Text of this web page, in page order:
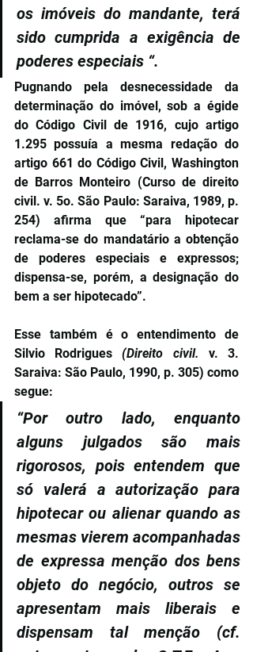
os imóveis do mandante, terá
sido cumprida a exigência de
poderes especiais “.
Pugnando pela desnecessidade da
determinação do imóvel, sob a égide
do Código Civil de 1916, cujo artigo
1.295 possuía a mesma redação do
artigo 661 do Código Civil, Washington
de Barros Monteiro (Curso de direito
civil. v. 5o. São Paulo: Saraiva, 1989, p.
254) afirma que “para hipotecar
reclama-se do mandatário a obtenção
de poderes especiais e expressos;
dispensa-se, porém, a designação do
bem a ser hipotecado”.
Esse também é o entendimento de
Silvio Rodrigues (Direito civil. v. 3.
Saraiva: São Paulo, 1990, p. 305) como
segue:
“Por outro lado, enquanto
alguns julgados são mais
rigorosos, pois entendem que
só valerá a autorização para
hipotecar ou alienar quando as
mesmas vierem acompanhadas
de expressa menção dos bens
objeto do negócio, outros se
apresentam mais liberais e
dispensam tal menção (cf.